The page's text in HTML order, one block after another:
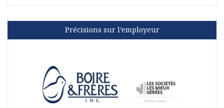
Précisions sur l’employeur